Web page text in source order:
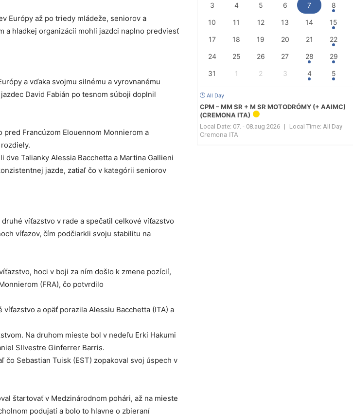
Európy až po triedy mládeže, seniorov a
a hladkej organizácii mohli jazdci naplno predviesť
a vďaka svojmu silnému a vyrovnanému
David Fabián po tesnom súboji doplnil
Francúzom Elouennom Monnierom a
dve Talianky Alessia Bacchetta a Martina Gallieni
jazde, zatiaľ čo v kategórii seniorov
víťazstvo v rade a spečatil celkové víťazstvo
víťazov, čím podčiarkli svoju stabilitu na
hoci v boji za ním došlo k zmene pozícií,
(FRA), čo potvrdilo
a opäť porazila Alessiu Bacchetta (ITA) a
Na druhom mieste bol v nedeľu Erki Hakumi
SIlvestre Ginferrer Barris.
Sebastian Tuisk (EST) zopakoval svoj úspech v
štartovať v Medzinárodnom pohári, až na mieste
podujatí a bolo to hlavne o zbieraní
3 4 5 6 7 8
10 11 12 13 14 15
17 18 19 20 21 22
24 25 26 27 28 29
31 1 2 3 4 5
All Day
CPM – MM SR + M SR MOTODRÓMY (+ AAIMC)
(CREMONA ITA)
Local Date: 07. - 08.aug 2026 | Local Time: All Day
Cremona ITA